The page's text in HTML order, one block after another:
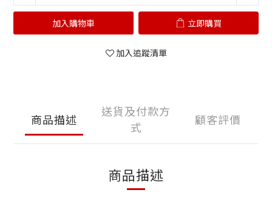
加入購物車 立即購買
加入追蹤清單
商品描述
送貨及付款方
式
顧客評價
商品描述